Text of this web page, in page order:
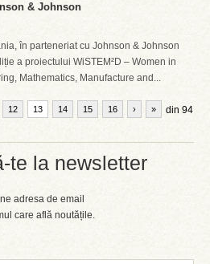
te la newsletter
adresa de email
care află noutățile.
& Johnson
în parteneriat cu Johnson & Johnson
a proiectului WiSTEM²D – Women in
Mathematics, Manufacture and...
12 13 14 15 16 din 94
› »